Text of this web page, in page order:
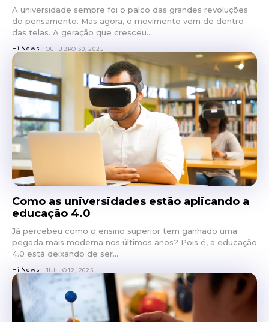
A universidade sempre foi o palco das grandes revoluções
do pensamento. Mas agora, o movimento vem de dentro
das telas. A geração que cresceu...
Hi News OUTUBRO 30, 2025
Como as universidades estão aplicando a
educação 4.0
Já percebeu como o ensino superior tem ganhado uma
pegada mais moderna nos últimos anos? Pois é, a educação
4.0 está deixando de ser...
Hi News JULHO 12, 2025